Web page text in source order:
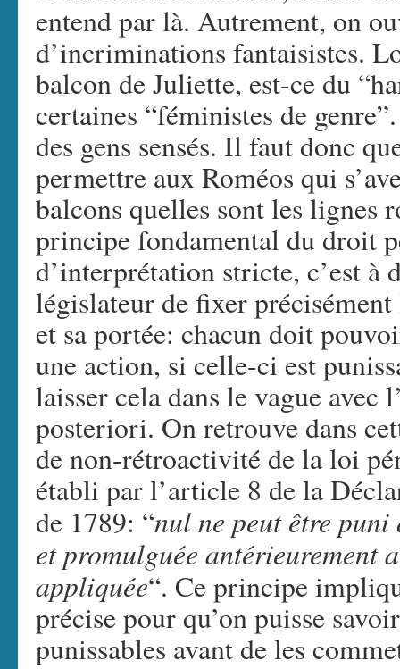
entend par là. Autrement, on
d’incriminations fantaisistes.
balcon de Juliette, est-ce du
certaines “féministes de
des gens sensés. Il faut donc
permettre aux Roméos qui
balcons quelles sont les lignes
principe fondamental du droit
d’interprétation stricte, c’est à
législateur de fixer
et sa portée: chacun doit
une action, si celle-ci est
laisser cela dans le vague avec
posteriori. On retrouve dans
de non-rétroactivité de la loi
établi par l’article 8 de la
de 1789: “nul ne peut être puni
et promulguée antérieurement
appliquée“. Ce principe
précise pour qu’on puisse
punissables avant de les